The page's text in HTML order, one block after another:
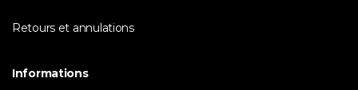
Retours et annulations
Informations